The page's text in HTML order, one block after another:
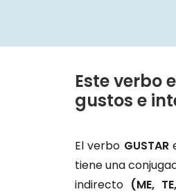
Este verbo
gustos e
El verbo GUSTAR
tiene una
indirecto (ME,